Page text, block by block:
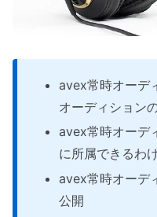
avex常時オーデ
オーディション
avex常時オーデ
に所属できるわ
avex常時オーデ
公開